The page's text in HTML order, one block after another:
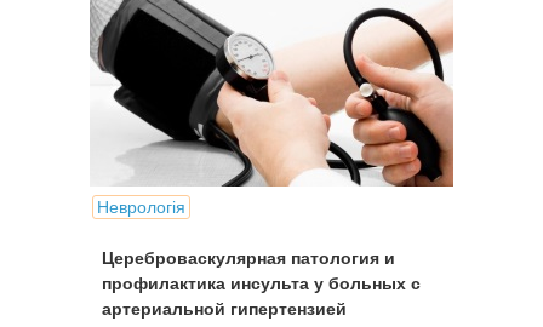
Неврологія
Цереброваскулярная патология и
профилактика инсульта у больных с
артериальной гипертензией